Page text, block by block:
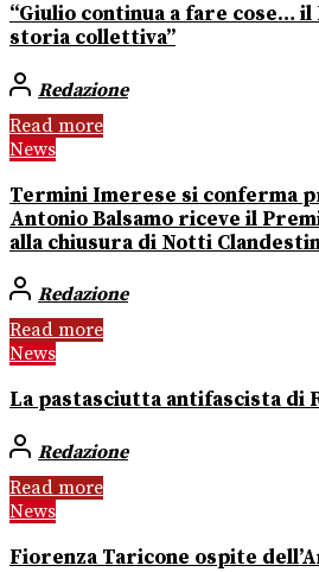
“Giulio continua a fare cose… il
storia collettiva”
Redazione
Read more
News
Termini Imerese si conferma
Antonio Balsamo riceve il
alla chiusura di Notti
Redazione
Read more
News
La pastasciutta antifascista di
Redazione
Read more
News
Fiorenza Taricone ospite